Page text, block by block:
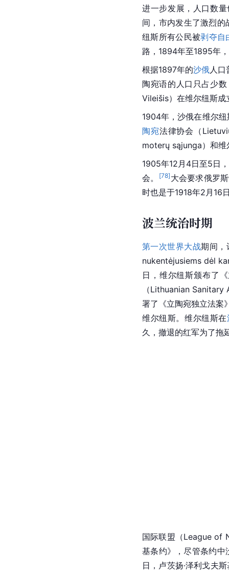
进一步发展，人口数
间，市内发生了激烈
纽斯所有公民被剥夺自
路，1894年至1895年
根据1897年的沙俄人
陶宛语的人口只占少数
Vileišis）在维尔纽斯
1904年，沙俄在维尔
陶宛法律协会（
moterų sąjunga）和
1905年12月4日至5日
会。 [78] 大会要求俄罗斯
时也是于1918年2月16
波兰统治时期
第一次世界大战期间，
nukentėjusiems dėl
日，维尔纽斯颁布了
（Lithuanian
署了《立陶宛独立法案
维尔纽斯。维尔纽斯在
久，撤退的红军为了拖
国际联盟（League of
基条约》，尽管条约
日，卢茨扬·泽利戈夫